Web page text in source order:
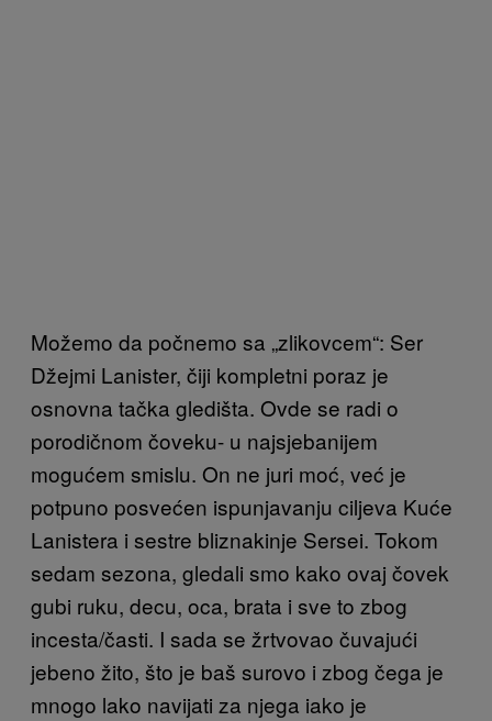
Možemo da počnemo sa „zlikovcem“: Ser
Džejmi Lanister, čiji kompletni poraz je
osnovna tačka gledišta. Ovde se radi o
porodičnom čoveku- u najsjebanijem
mogućem smislu. On ne juri moć, već je
potpuno posvećen ispunjavanju ciljeva Kuće
Lanistera i sestre bliznakinje Sersei. Tokom
sedam sezona, gledali smo kako ovaj čovek
gubi ruku, decu, oca, brata i sve to zbog
incesta/časti. I sada se žrtvovao čuvajući
jebeno žito, što je baš surovo i zbog čega je
mnogo lako navijati za njega iako je